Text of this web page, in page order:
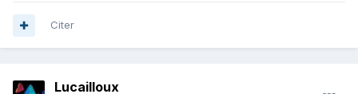
Citer
Lucailloux